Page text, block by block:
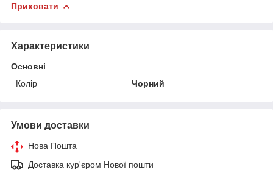
Приховати
Характеристики
Основні
Колір
Чорний
Умови доставки
Нова Пошта
Доставка кур'єром Нової пошти